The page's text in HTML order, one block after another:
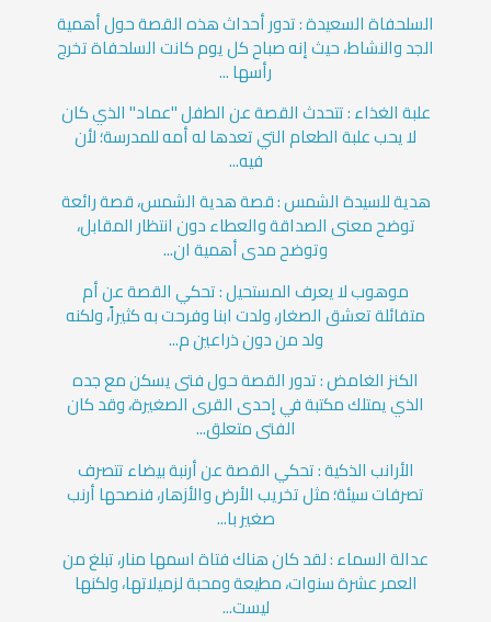
السلحفاة السعيدة : تدور أحداث هذه القصة حول أهمية
الجد والنشاط، حيث إنه صباح كل يوم كانت السلحفاة تخرج
رأسها ...
علبة الغذاء : تتحدث القصة عن الطفل "عماد" الذي كان
لا يحب علبة الطعام التي تعدها له أمه للمدرسة؛ لأن
فيه...
هدية للسيدة الشمس : قصة هدية الشمس، قصة رائعة
توضح معنى الصداقة والعطاء دون انتظار المقابل،
وتوضح مدى أهمية ان...
موهوب لا يعرف المستحيل : تحكي القصة عن أم
متفائلة تعشق الصغار، ولدت ابنا وفرحت به كثيراً، ولكنه
ولد من دون ذراعين م...
الكنز الغامض : تدور القصة حول فتى يسكن مع جده
الذي يمتلك مكتبة في إحدى القرى الصغيرة، وقد كان
الفتى متعلق...
الأرانب الذكية : تحكي القصة عن أرنبة بيضاء تتصرف
تصرفات سيئة؛ مثل تخريب الأرض والأزهار، فنصحها أرنب
صغير با...
عدالة السماء : لقد كان هناك فتاة اسمها منار، تبلغ من
العمر عشرة سنوات، مطيعة ومحبة لزميلاتها، ولكنها
ليست...